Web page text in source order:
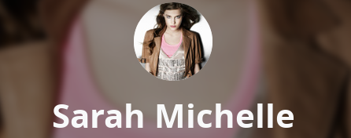
Sarah Michelle